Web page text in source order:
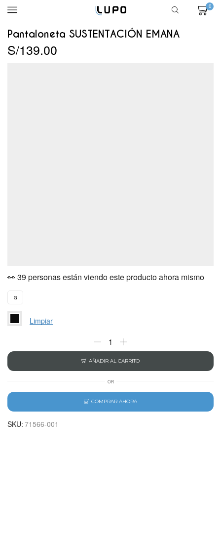
0
Pantaloneta SUSTENTACIÓN EMANA
S/139.00
👀 39 personas están viendo este producto ahora mismo
G
Limpiar
AÑADIR AL CARRITO
OR
COMPRAR AHORA
SKU: 71566-001